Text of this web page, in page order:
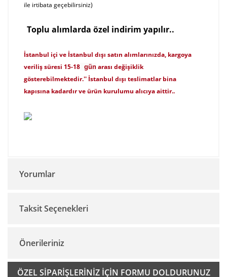
ile irtibata geçebilirsiniz)
Toplu alımlarda özel indirim yapılır..
İstanbul içi ve İstanbul dışı satın alımlarınızda, kargoya
veriliş süresi 15-18 gün arası değişiklik
gösterebilmektedir.'' İstanbul dışı teslimatlar bina
kapısına kadardır ve ürün kurulumu alıcıya aittir..
Yorumlar
Bu ürüne ilk yorumu siz yapın!
Taksit Seçenekleri
Önerileriniz
Bu ürünün fiyat bilgisi, resim, ürün açıklamalarında ve diğer
ÖZEL SİPARİŞLERİNİZ İÇİN FORMU DOLDURUNUZ